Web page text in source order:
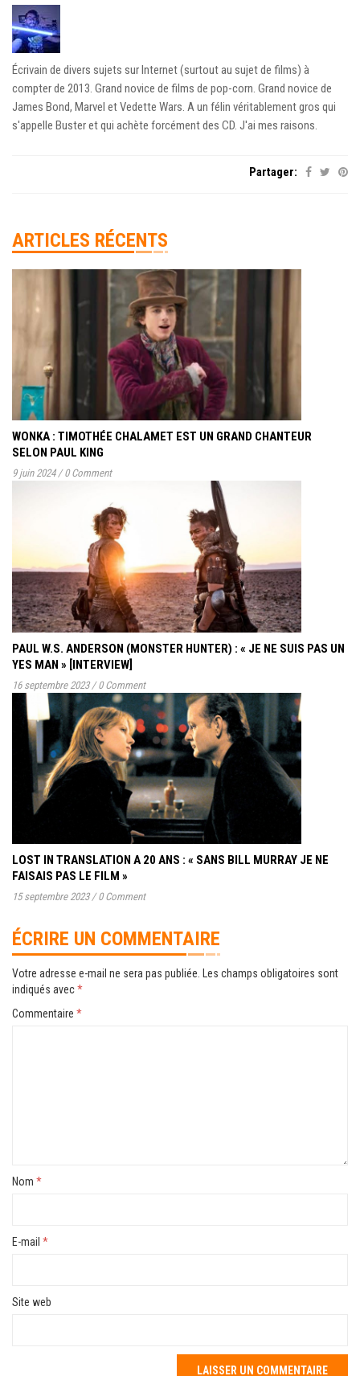
Écrivain de divers sujets sur Internet (surtout au sujet de films) à
compter de 2013. Grand novice de films de pop-corn. Grand novice de
James Bond, Marvel et Vedette Wars. A un félin véritablement gros qui
s'appelle Buster et qui achète forcément des CD. J'ai mes raisons.
Partager:
ARTICLES RÉCENTS
WONKA : TIMOTHÉE CHALAMET EST UN GRAND CHANTEUR
SELON PAUL KING
9 juin 2024 / 0 Comment
PAUL W.S. ANDERSON (MONSTER HUNTER) : « JE NE SUIS PAS UN
YES MAN » [INTERVIEW]
16 septembre 2023 / 0 Comment
LOST IN TRANSLATION A 20 ANS : « SANS BILL MURRAY JE NE
FAISAIS PAS LE FILM »
15 septembre 2023 / 0 Comment
ÉCRIRE UN COMMENTAIRE
Votre adresse e-mail ne sera pas publiée.
Les champs obligatoires sont
indiqués avec*
Commentaire *
Nom *
E-mail *
Site web